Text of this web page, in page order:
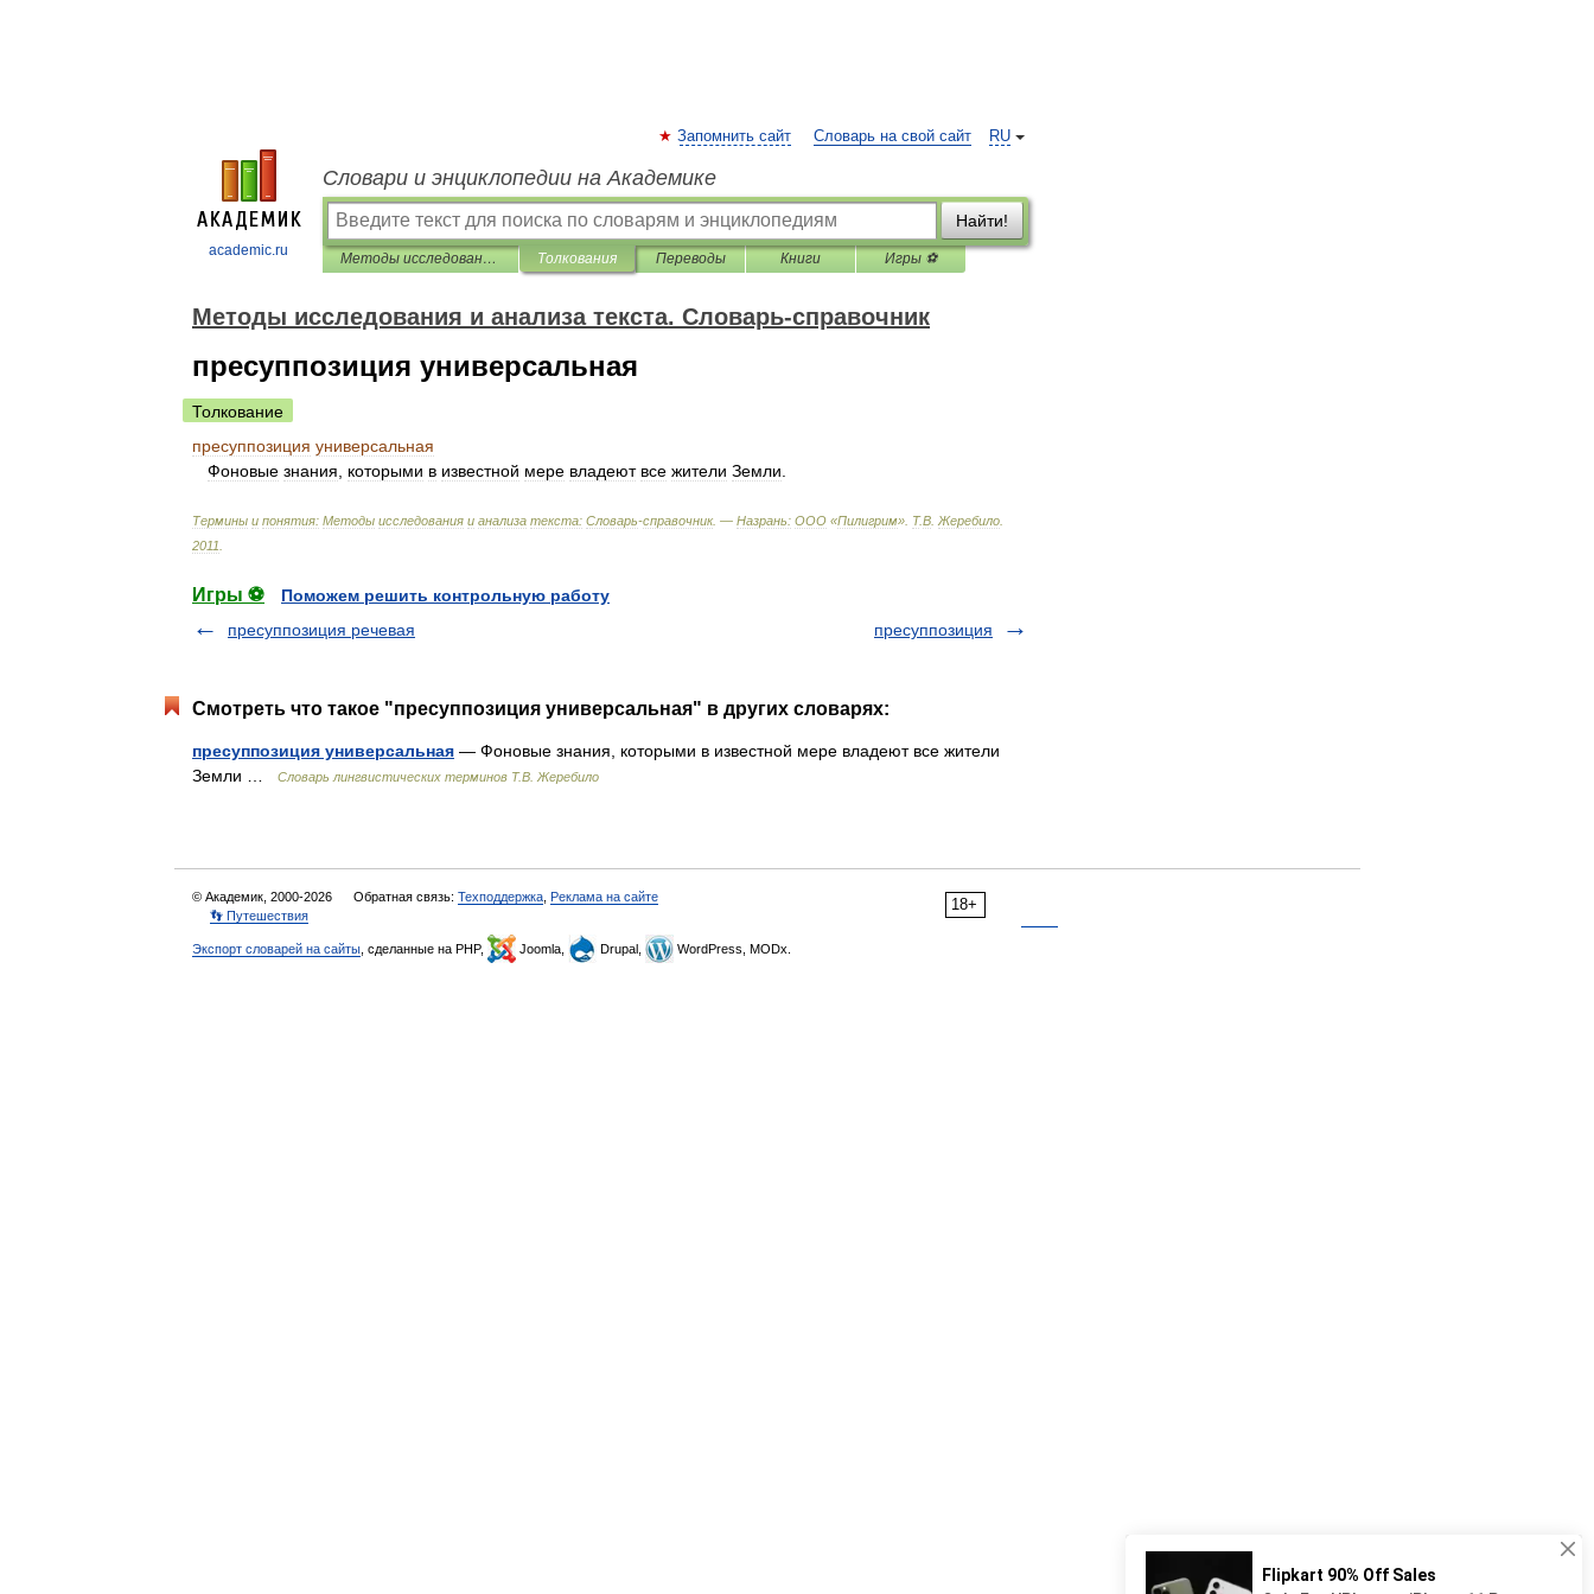
academic.ru
RU
Запомнить сайт Словарь на свой сайт
Словари и энциклопедии на Академике
Найти!
Методы исследования и анализа текста. Словарь-справочник Толкования Переводы Книги Игры ⚽
Методы исследования и анализа текста. Словарь-справочник
пресуппозиция универсальная
Толкование
пресуппозиция универсальная
Фоновые знания которыми в известной мере владеют все жители Земли
Термины и понятия: Методы исследования и анализа текста: Словарь-справочник. — Назрань: ООО «Пилигрим» Т.В Жеребило
2011
Игры ⚽
Поможем решить контрольную работу
пресуппозиция речевая
пресуппозиция
Смотреть что такое "пресуппозиция универсальная" в других словарях:
пресуппозиция универсальная — Фоновые знания, которыми в известной мере владеют все жители
Земли …
Словарь лингвистических терминов Т.В. Жеребило
18+
© Академик, 2000-2026 Обратная связь: Техподдержка Реклама на сайте
👣 Путешествия
Экспорт словарей на сайты , сделанные на PHP, Joomla, Drupal, WordPress, MODx.